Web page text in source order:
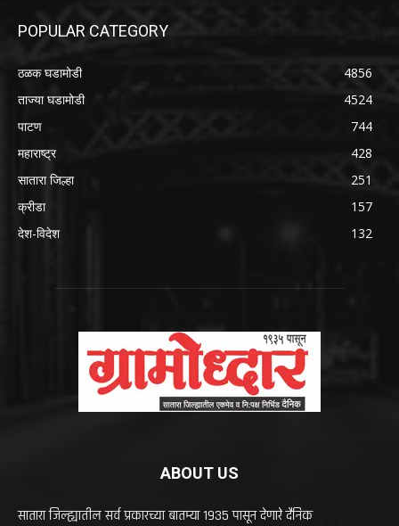
POPULAR CATEGORY
ठळक घडामोडी
4856
ताज्या घडामोडी
4524
पाटण
744
महाराष्ट्र
428
सातारा जिल्हा
251
क्रीडा
157
देश-विदेश
132
ABOUT US
सातारा जिल्ह्यातील सर्व प्रकारच्या बातम्या 1935 पासून देणारे दैनिक